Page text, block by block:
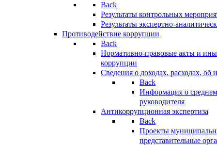
Back
Результаты контрольных
Результаты экспертно-
Противодействие коррупции
Back
Нормативно-правовые акты и
коррупции
Сведения о доходах, расходах, об
Back
Информация о
руководителя
Антикоррупционная экспертиза
Back
Проекты
представительные